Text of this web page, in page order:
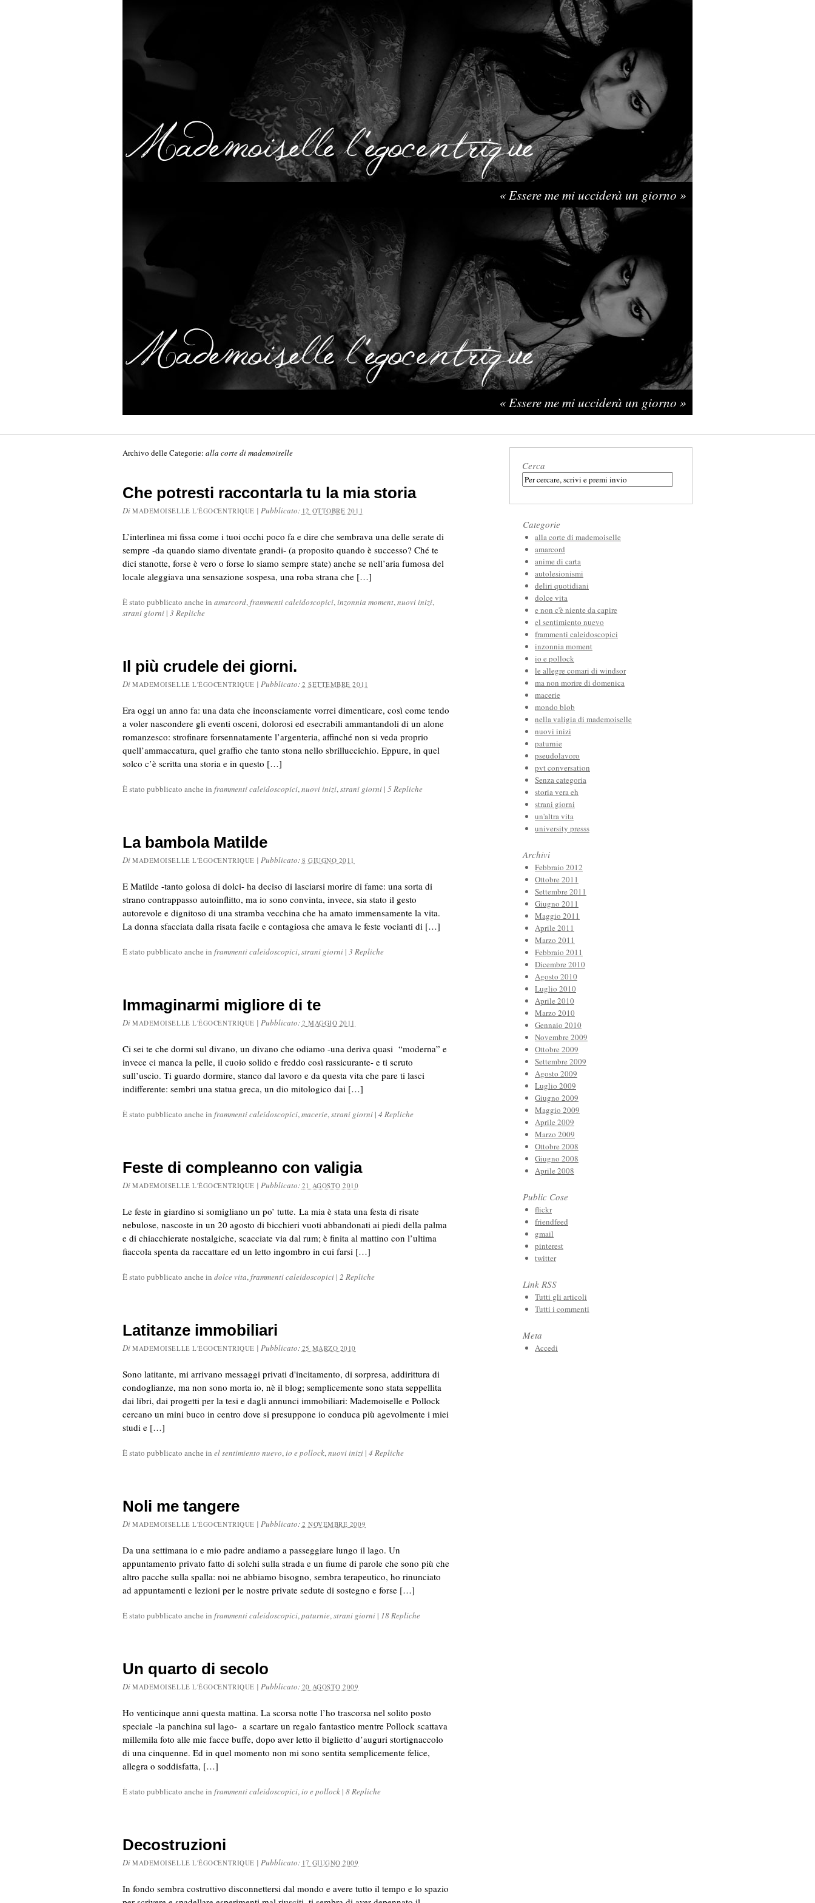
« Essere me mi ucciderà un giorno »
« Essere me mi ucciderà un giorno »
Archivo delle Categorie: alla corte di mademoiselle
Che potresti raccontarla tu la mia storia
Di MADEMOISELLE L'ÉGOCENTRIQUE | Pubblicato: 12 OTTOBRE 2011
L’interlinea mi fissa come i tuoi occhi poco fa e dire che sembrava una delle serate di
sempre -da quando siamo diventate grandi- (a proposito quando è successo? Ché te
dici stanotte, forse è vero o forse lo siamo sempre state) anche se nell’aria fumosa del
locale aleggiava una sensazione sospesa, una roba strana che […]
È stato pubblicato anche in amarcord,frammenti caleidoscopici,inzonnia moment,nuovi inizi,
strani giorni | 3 Repliche
Il più crudele dei giorni.
Di MADEMOISELLE L'ÉGOCENTRIQUE | Pubblicato: 2 SETTEMBRE 2011
Era oggi un anno fa: una data che inconsciamente vorrei dimenticare, così come tendo
a voler nascondere gli eventi osceni, dolorosi ed esecrabili ammantandoli di un alone
romanzesco: strofinare forsennatamente l’argenteria, affinché non si veda proprio
quell’ammaccatura, quel graffio che tanto stona nello sbrilluccichio. Eppure, in quel
solco c’è scritta una storia e in questo […]
È stato pubblicato anche in frammenti caleidoscopici,nuovi inizi,strani giorni | 5 Repliche
La bambola Matilde
Di MADEMOISELLE L'ÉGOCENTRIQUE | Pubblicato: 8 GIUGNO 2011
E Matilde -tanto golosa di dolci- ha deciso di lasciarsi morire di fame: una sorta di
strano contrappasso autoinflitto, ma io sono convinta, invece, sia stato il gesto
autorevole e dignitoso di una stramba vecchina che ha amato immensamente la vita.
La donna sfacciata dalla risata facile e contagiosa che amava le feste vocianti di […]
È stato pubblicato anche in frammenti caleidoscopici,strani giorni | 3 Repliche
Immaginarmi migliore di te
Di MADEMOISELLE L'ÉGOCENTRIQUE | Pubblicato: 2 MAGGIO 2011
Ci sei te che dormi sul divano, un divano che odiamo -una deriva quasi “moderna” e
invece ci manca la pelle, il cuoio solido e freddo così rassicurante- e ti scruto
sull’uscio. Ti guardo dormire, stanco dal lavoro e da questa vita che pare ti lasci
indifferente: sembri una statua greca, un dio mitologico dai […]
È stato pubblicato anche in frammenti caleidoscopici,macerie,strani giorni | 4 Repliche
Feste di compleanno con valigia
Di MADEMOISELLE L'ÉGOCENTRIQUE | Pubblicato: 21 AGOSTO 2010
Le feste in giardino si somigliano un po’ tutte. La mia è stata una festa di risate
nebulose, nascoste in un 20 agosto di bicchieri vuoti abbandonati ai piedi della palma
e di chiacchierate nostalgiche, scacciate via dal rum; è finita al mattino con l’ultima
fiaccola spenta da raccattare ed un letto ingombro in cui farsi […]
È stato pubblicato anche in dolce vita,frammenti caleidoscopici | 2 Repliche
Latitanze immobiliari
Di MADEMOISELLE L'ÉGOCENTRIQUE | Pubblicato: 25 MARZO 2010
Sono latitante, mi arrivano messaggi privati d'incitamento, di sorpresa, addirittura di
condoglianze, ma non sono morta io, nè il blog; semplicemente sono stata seppellita
dai libri, dai progetti per la tesi e dagli annunci immobiliari: Mademoiselle e Pollock
cercano un mini buco in centro dove si presuppone io conduca più agevolmente i miei
studi e […]
È stato pubblicato anche in el sentimiento nuevo,io e pollock,nuovi inizi | 4 Repliche
Noli me tangere
Di MADEMOISELLE L'ÉGOCENTRIQUE | Pubblicato: 2 NOVEMBRE 2009
Da una settimana io e mio padre andiamo a passeggiare lungo il lago. Un
appuntamento privato fatto di solchi sulla strada e un fiume di parole che sono più che
altro pacche sulla spalla: noi ne abbiamo bisogno, sembra terapeutico, ho rinunciato
ad appuntamenti e lezioni per le nostre private sedute di sostegno e forse […]
È stato pubblicato anche in frammenti caleidoscopici,paturnie,strani giorni | 18 Repliche
Un quarto di secolo
Di MADEMOISELLE L'ÉGOCENTRIQUE | Pubblicato: 20 AGOSTO 2009
Ho venticinque anni questa mattina. La scorsa notte l’ho trascorsa nel solito posto
speciale -la panchina sul lago- a scartare un regalo fantastico mentre Pollock scattava
millemila foto alle mie facce buffe, dopo aver letto il biglietto d’auguri stortignaccolo
di una cinquenne. Ed in quel momento non mi sono sentita semplicemente felice,
allegra o soddisfatta, […]
È stato pubblicato anche in frammenti caleidoscopici,io e pollock | 8 Repliche
Decostruzioni
Di MADEMOISELLE L'ÉGOCENTRIQUE | Pubblicato: 17 GIUGNO 2009
In fondo sembra costruttivo disconnettersi dal mondo e avere tutto il tempo e lo spazio
Cerca
Categorie
alla corte di mademoiselle
amarcord
anime di carta
autolesionismi
deliri quotidiani
dolce vita
e non c'è niente da capire
el sentimiento nuevo
frammenti caleidoscopici
inzonnia moment
io e pollock
le allegre comari di windsor
ma non morire di domenica
macerie
mondo blob
nella valigia di mademoiselle
nuovi inizi
paturnie
pseudolavoro
pvt conversation
Senza categoria
storia vera eh
strani giorni
un'altra vita
university presss
Archivi
Febbraio 2012
Ottobre 2011
Settembre 2011
Giugno 2011
Maggio 2011
Aprile 2011
Marzo 2011
Febbraio 2011
Dicembre 2010
Agosto 2010
Luglio 2010
Aprile 2010
Marzo 2010
Gennaio 2010
Novembre 2009
Ottobre 2009
Settembre 2009
Agosto 2009
Luglio 2009
Giugno 2009
Maggio 2009
Aprile 2009
Marzo 2009
Ottobre 2008
Giugno 2008
Aprile 2008
Public Cose
flickr
friendfeed
gmail
pinterest
twitter
Link RSS
Tutti gli articoli
Tutti i commenti
Meta
Accedi